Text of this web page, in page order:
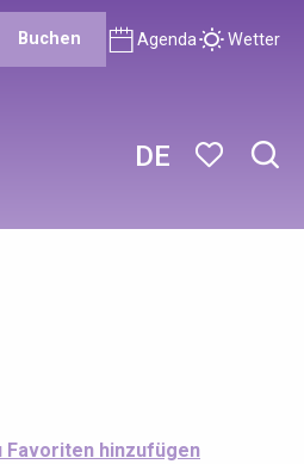
DE
Buchen Agenda Wetter
aux favoris
Favoriten hinzufügen